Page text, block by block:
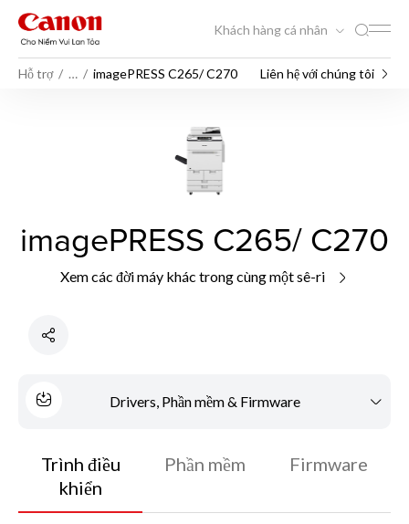
Khách hàng cá nhân
Hỗ trợ … imagePRESS C265/ C270 Liên hệ với chúng tôi
imagePRESS C265/ C270
Xem các đời máy khác trong cùng một sê-ri
Drivers, Phần mềm & Firmware
Trình điều
khiển
Phần mềm Firmware